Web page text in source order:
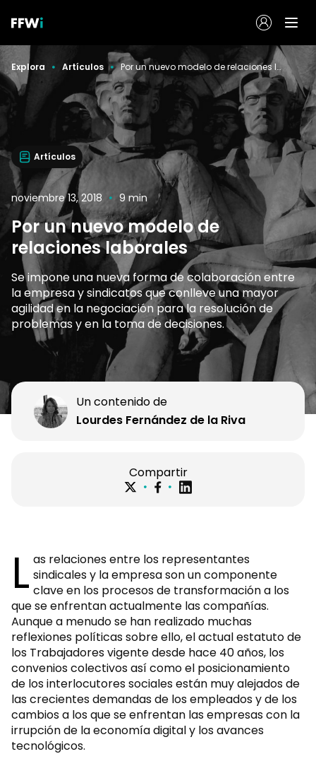
Explora Artículos Por un nuevo modelo de relaciones laborales
Artículos
noviembre 13, 2018 9 min
Por un nuevo modelo de
relaciones laborales
Se impone una nueva forma de colaboración entre
la empresa y sindicatos que conlleve una mayor
agilidad en la negociación para la resolución de
problemas y en la toma de decisiones.
Un contenido de
Lourdes Fernández de la Riva
Compartir
L as relaciones entre los representantes
sindicales y la empresa son un componente
clave en los procesos de transformación a los
que se enfrentan actualmente las compañías.
Aunque a menudo se han realizado muchas
reflexiones políticas sobre ello, el actual estatuto de
los Trabajadores vigente desde hace 40 años, los
convenios colectivos así como el posicionamiento
de los interlocutores sociales están muy alejados de
las crecientes demandas de los empleados y de los
cambios a los que se enfrentan las empresas con la
irrupción de la economía digital y los avances
tecnológicos.